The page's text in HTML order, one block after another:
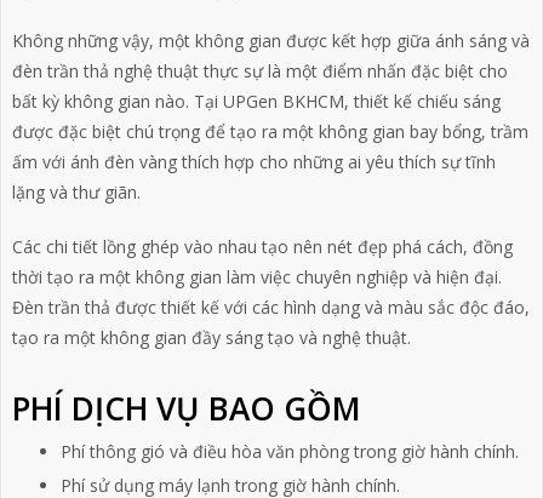
Không những vậy, một không gian được kết hợp giữa ánh sáng và
đèn trần thả nghệ thuật thực sự là một điểm nhấn đặc biệt cho
bất kỳ không gian nào. Tại UPGen BKHCM, thiết kế chiếu sáng
được đặc biệt chú trọng để tạo ra một không gian bay bổng, trầm
ấm với ánh đèn vàng thích hợp cho những ai yêu thích sự tĩnh
lặng và thư giãn.
Các chi tiết lồng ghép vào nhau tạo nên nét đẹp phá cách, đồng
thời tạo ra một không gian làm việc chuyên nghiệp và hiện đại.
Đèn trần thả được thiết kế với các hình dạng và màu sắc độc đáo,
tạo ra một không gian đầy sáng tạo và nghệ thuật.
PHÍ DỊCH VỤ BAO GỒM
Phí thông gió và điều hòa văn phòng trong giờ hành chính.
Phí sử dụng máy lạnh trong giờ hành chính.